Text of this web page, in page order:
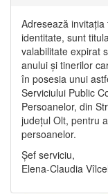
Adresează
identitate, sunt
valabilitate expirat
anului și tinerilor
în posesia unui
Serviciului Public
Persoanelor, din
județul Olt, pentru
persoanelor.
Șef serviciu,
Elena-Claudia